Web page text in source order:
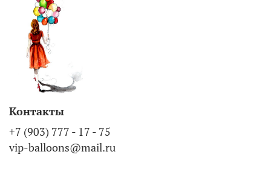
Контакты
+7 (903) 777 - 17 - 75
vip-balloons@mail.ru